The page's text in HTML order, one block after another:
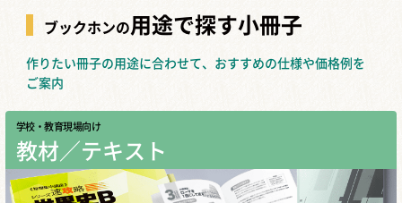
すめ8...
夏は同人イベントが盛り上がる季節。
同人イベントを快 […]
同人誌即売会で便利なレジアプリおす
すめ4...
ブックホンの用途で探す小冊子
作りたい冊子の用途に合わせて、おすすめの仕様や価格例を
ご案内
学校・教育現場向け
教材／テキスト